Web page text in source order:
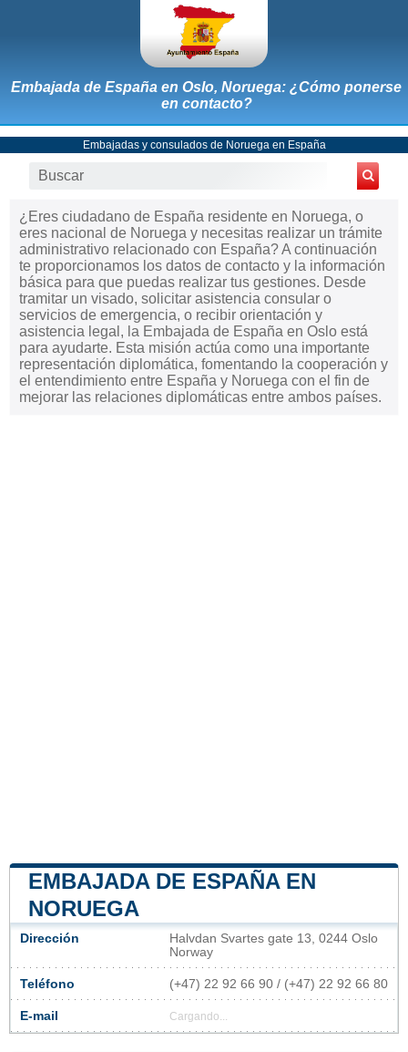
Embajada de España en Oslo, Noruega: ¿Cómo ponerse
en contacto?
Embajadas y consulados de Noruega en España
¿Eres ciudadano de España residente en Noruega, o
eres nacional de Noruega y necesitas realizar un trámite
administrativo relacionado con España? A continuación
te proporcionamos los datos de contacto y la información
básica para que puedas realizar tus gestiones. Desde
tramitar un visado, solicitar asistencia consular o
servicios de emergencia, o recibir orientación y
asistencia legal, la Embajada de España en Oslo está
para ayudarte. Esta misión actúa como una importante
representación diplomática, fomentando la cooperación y
el entendimiento entre España y Noruega con el fin de
mejorar las relaciones diplomáticas entre ambos países.
EMBAJADA DE ESPAÑA EN
NORUEGA
Dirección
Halvdan Svartes gate 13, 0244 Oslo
Norway
Teléfono (+47) 22 92 66 90 / (+47) 22 92 66 80
E-mail Cargando...